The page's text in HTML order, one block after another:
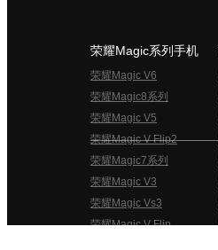
荣耀Magic系列手机
荣耀Magic V6
荣耀Magic8系列
荣耀Magic V5
荣耀Magic V Flip2
荣耀Magic7系列
荣耀Magic V3
荣耀Magic Vs3
荣耀Magic V Flip